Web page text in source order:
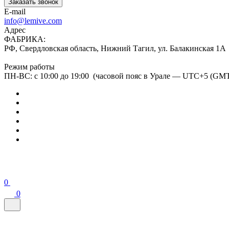
Заказать звонок
E-mail
info@lemive.com
Адрес
ФАБРИКА:
РФ, Свердловская область, Нижний Тагил, ул. Балакинская 1А
Режим работы
ПН-ВС: с 10:00 до 19:00 (часовой пояс в Урале — UTC+5
0
0